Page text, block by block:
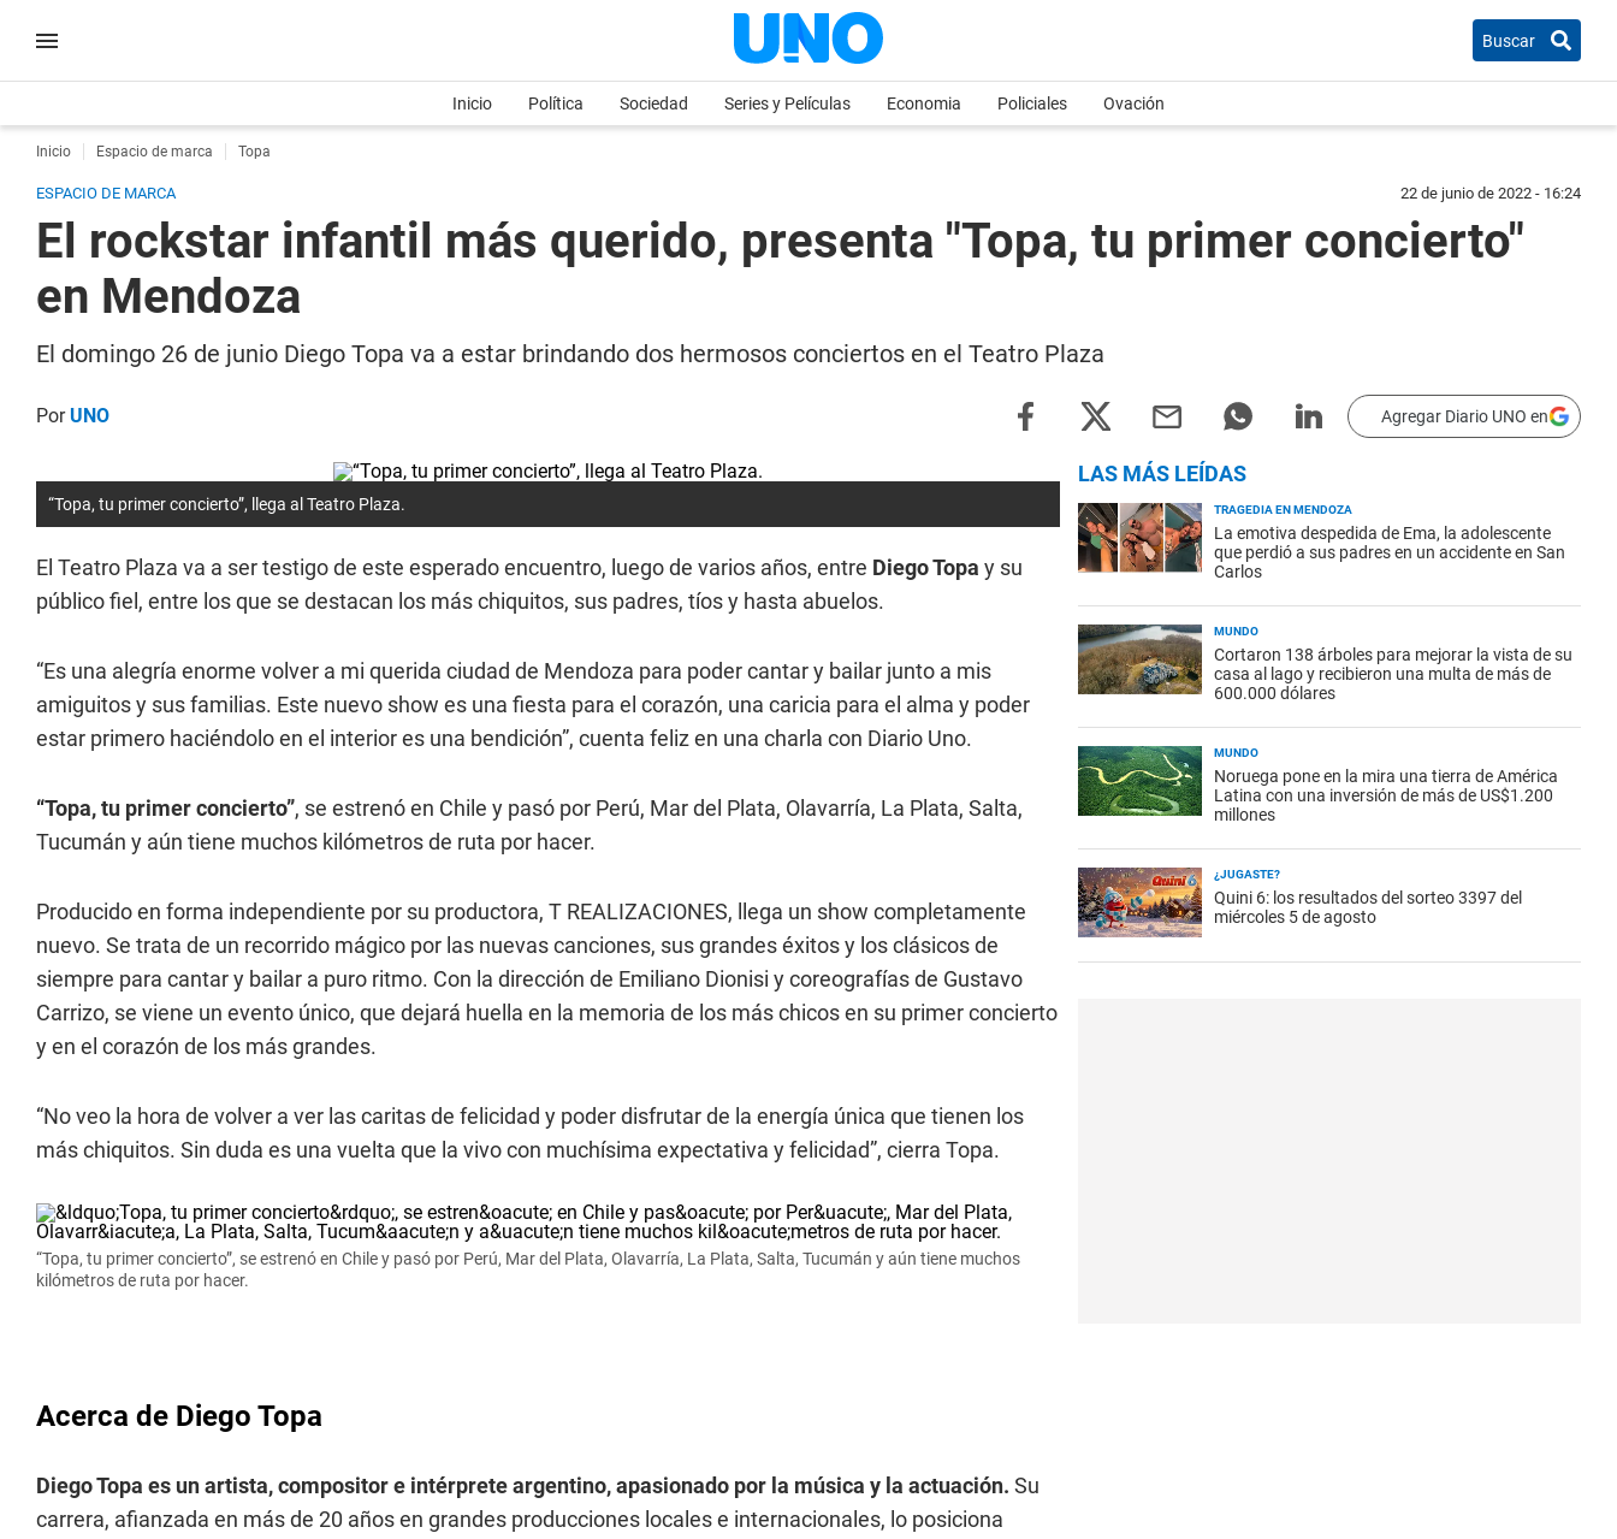
Buscar
Inicio Política Sociedad Series y Películas Economia Policiales Ovación
Inicio Espacio de marca Topa
ESPACIO DE MARCA 22 de junio de 2022 - 16:24
El rockstar infantil más querido, presenta "Topa, tu primer concierto"
en Mendoza
El domingo 26 de junio Diego Topa va a estar brindando dos hermosos conciertos en el Teatro Plaza
PorUNO Agregar Diario UNO en
“Topa, tu primer concierto”, llega al Teatro Plaza.
El Teatro Plaza va a ser testigo de este esperado encuentro, luego de varios años, entre Diego Topa y su
público fiel, entre los que se destacan los más chiquitos, sus padres, tíos y hasta abuelos.
“Es una alegría enorme volver a mi querida ciudad de Mendoza para poder cantar y bailar junto a mis
amiguitos y sus familias. Este nuevo show es una fiesta para el corazón, una caricia para el alma y poder
estar primero haciéndolo en el interior es una bendición”, cuenta feliz en una charla con Diario Uno.
“Topa, tu primer concierto”, se estrenó en Chile y pasó por Perú, Mar del Plata, Olavarría, La Plata, Salta,
Tucumán y aún tiene muchos kilómetros de ruta por hacer.
Producido en forma independiente por su productora, T REALIZACIONES, llega un show completamente
nuevo. Se trata de un recorrido mágico por las nuevas canciones, sus grandes éxitos y los clásicos de
siempre para cantar y bailar a puro ritmo. Con la dirección de Emiliano Dionisi y coreografías de Gustavo
Carrizo, se viene un evento único, que dejará huella en la memoria de los más chicos en su primer concierto
y en el corazón de los más grandes.
“No veo la hora de volver a ver las caritas de felicidad y poder disfrutar de la energía única que tienen los
más chiquitos. Sin duda es una vuelta que la vivo con muchísima expectativa y felicidad”, cierra Topa.
“Topa, tu primer concierto”, se estrenó en Chile y pasó por Perú, Mar del Plata, Olavarría, La Plata, Salta, Tucumán y aún tiene muchos
kilómetros de ruta por hacer.
Acerca de Diego Topa
Diego Topa es un artista, compositor e intérprete argentino, apasionado por la música y la actuación. Su
carrera, afianzada en más de 20 años en grandes producciones locales e internacionales, lo posiciona
LAS MÁS LEÍDAS
TRAGEDIA EN MENDOZA
La emotiva despedida de Ema, la adolescente
que perdió a sus padres en un accidente en San
Carlos
MUNDO
Cortaron 138 árboles para mejorar la vista de su
casa al lago y recibieron una multa de más de
600.000 dólares
MUNDO
Noruega pone en la mira una tierra de América
Latina con una inversión de más de US$1.200
millones
¿JUGASTE?
Quini 6: los resultados del sorteo 3397 del
miércoles 5 de agosto